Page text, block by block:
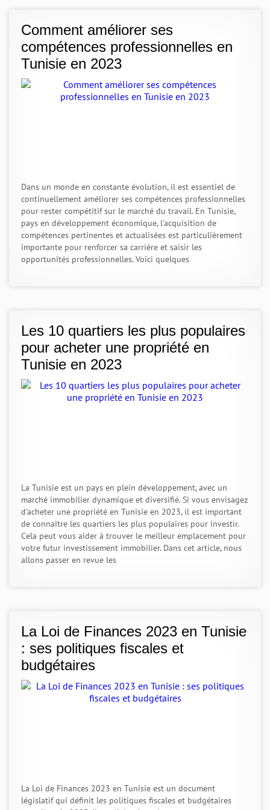
Comment améliorer ses
compétences professionnelles en
Tunisie en 2023
Dans un monde en constante évolution, il est essentiel de
continuellement améliorer ses compétences professionnelles
pour rester compétitif sur le marché du travail. En Tunisie,
pays en développement économique, l'acquisition de
compétences pertinentes et actualisées est particulièrement
importante pour renforcer sa carrière et saisir les
opportunités professionnelles. Voici quelques
Les 10 quartiers les plus populaires
pour acheter une propriété en
Tunisie en 2023
La Tunisie est un pays en plein développement, avec un
marché immobilier dynamique et diversifié. Si vous envisagez
d'acheter une propriété en Tunisie en 2023, il est important
de connaître les quartiers les plus populaires pour investir.
Cela peut vous aider à trouver le meilleur emplacement pour
votre futur investissement immobilier. Dans cet article, nous
allons passer en revue les
La Loi de Finances 2023 en Tunisie
: ses politiques fiscales et
budgétaires
La Loi de Finances 2023 en Tunisie est un document
législatif qui définit les politiques fiscales et budgétaires